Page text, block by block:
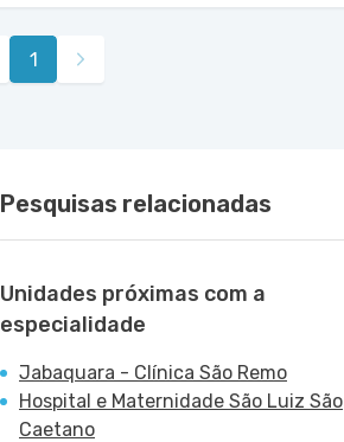
1
Pesquisas relacionadas
Unidades próximas com a
especialidade
Jabaquara - Clínica São Remo
Hospital e Maternidade São Luiz São
Caetano